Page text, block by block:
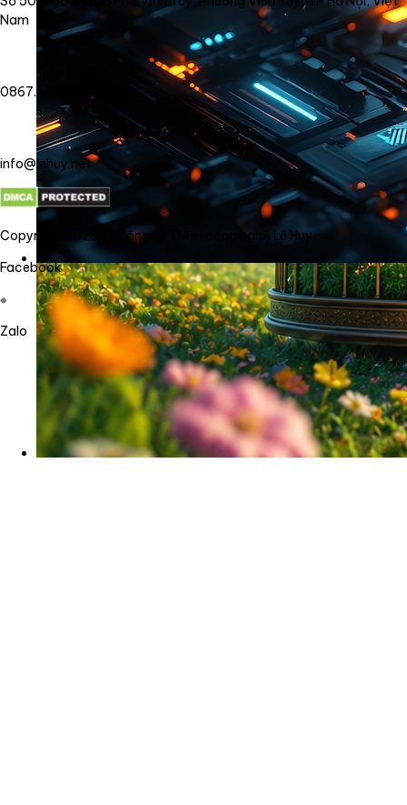
Nam
0867.800.878
info@lehuy.net
Copyright 2026 @ Công ty TNHH công nghệ Lê Huy
Facebook
Zalo